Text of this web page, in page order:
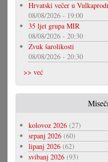
Hrvatski večer u
08/08/2026 - 19:00
35 ljet grupa MIR
08/08/2026 - 20:30
Zvuk šarolikosti
08/08/2026 - 20:30
>> već
kolovoz 2026 (27)
srpanj 2026 (60)
lipanj 2026 (62)
svibanj 2026 (93)